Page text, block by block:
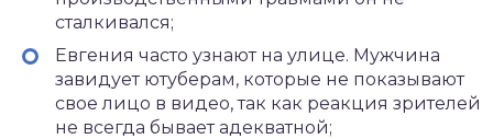
сталкивался;
Евгения часто узнают на улице. Мужчина
завидует ютуберам, которые не показывают
свое лицо в видео, так как реакция зрителей
не всегда бывает адекватной;